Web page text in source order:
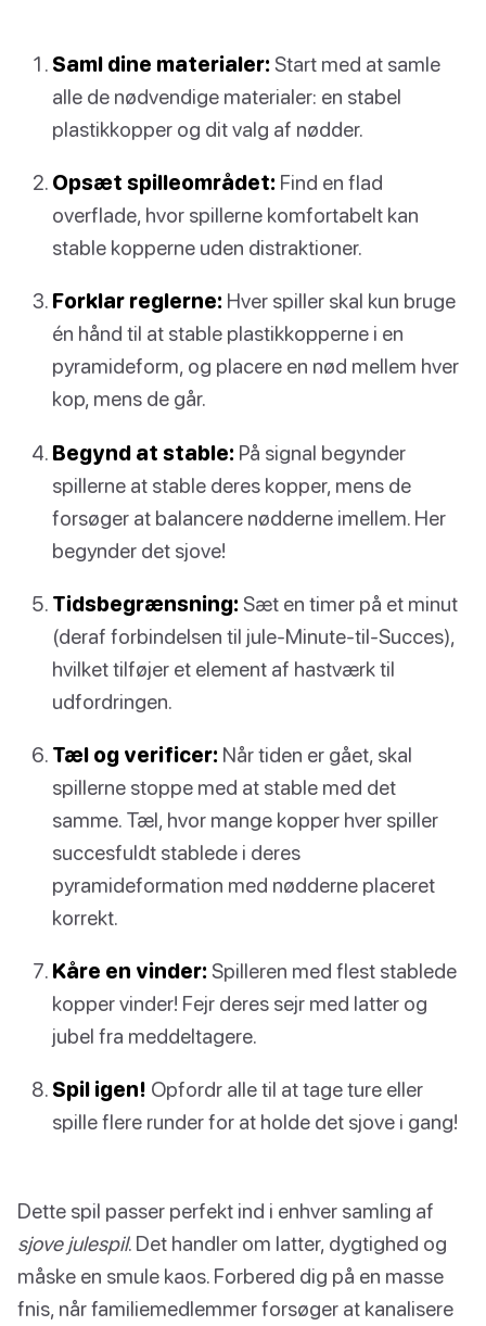
Saml dine materialer: Start med at samle
alle de nødvendige materialer: en stabel
plastikkopper og dit valg af nødder.
Opsæt spilleområdet: Find en flad
overflade, hvor spillerne komfortabelt kan
stable kopperne uden distraktioner.
Forklar reglerne: Hver spiller skal kun bruge
én hånd til at stable plastikkopperne i en
pyramideform, og placere en nød mellem hver
kop, mens de går.
Begynd at stable: På signal begynder
spillerne at stable deres kopper, mens de
forsøger at balancere nødderne imellem. Her
begynder det sjove!
Tidsbegrænsning: Sæt en timer på et minut
(deraf forbindelsen til jule-Minute-til-Succes),
hvilket tilføjer et element af hastværk til
udfordringen.
Tæl og verificer: Når tiden er gået, skal
spillerne stoppe med at stable med det
samme. Tæl, hvor mange kopper hver spiller
succesfuldt stablede i deres
pyramideformation med nødderne placeret
korrekt.
Kåre en vinder: Spilleren med flest stablede
kopper vinder! Fejr deres sejr med latter og
jubel fra meddeltagere.
Spil igen! Opfordr alle til at tage ture eller
spille flere runder for at holde det sjove i gang!
Dette spil passer perfekt ind i enhver samling af
sjove julespil. Det handler om latter, dygtighed og
måske en smule kaos. Forbered dig på en masse
fnis, når familiemedlemmer forsøger at kanalisere